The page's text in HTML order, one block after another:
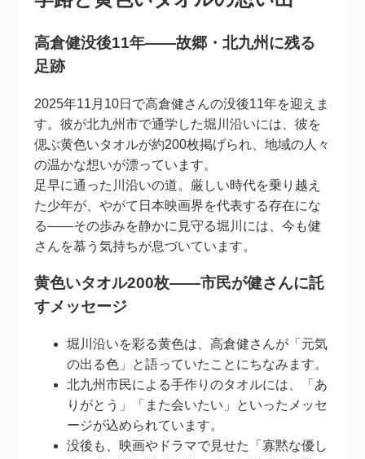
高倉健没後11年――故郷・北九州に残る
足跡
2025年11月10日で高倉健さんの没後11年を迎えま
す。彼が北九州市で通学した堀川沿いには、彼を
偲ぶ黄色いタオルが約200枚掲げられ、地域の人々
の温かな想いが漂っています。
足早に通った川沿いの道。厳しい時代を乗り越え
た少年が、やがて日本映画界を代表する存在にな
る――その歩みを静かに見守る堀川には、今も健
さんを慕う気持ちが息づいています。
黄色いタオル200枚――市民が健さんに託
すメッセージ
堀川沿いを彩る黄色は、高倉健さんが「元気
の出る色」と語っていたことにちなみます。
北九州市民による手作りのタオルには、「あ
りがとう」「また会いたい」といったメッセ
ージが込められています。
没後も、映画やドラマで見せた「寡黙な優し